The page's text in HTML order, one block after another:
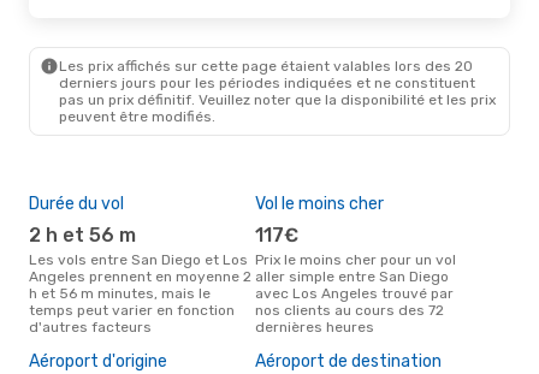
- SAN
Les prix affichés sur cette page étaient valables lors des 20
derniers jours pour les périodes indiquées et ne constituent
pas un prix définitif. Veuillez noter que la disponibilité et les prix
peuvent être modifiés.
Durée du vol
2 h et 56 m
Les vols entre San Diego et Los
Angeles prennent en moyenne 2
h et 56 m minutes, mais le
temps peut varier en fonction
d'autres facteurs
Vol le moins cher
117€
Prix le moins cher pour un vol
aller simple entre San Diego
avec Los Angeles trouvé par
nos clients au cours des 72
dernières heures
Aéroport d'origine Aéroport de destination